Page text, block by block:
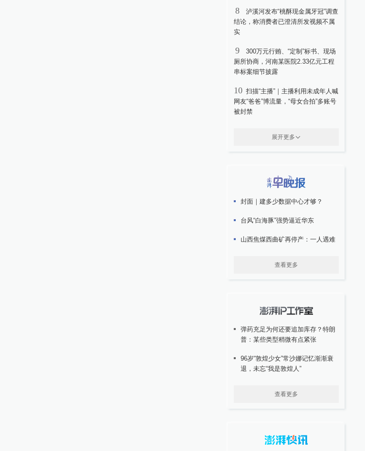
8
泸溪河发布“桃酥现金属牙冠”调查
结论，称消费者已澄清所发视频不属
实
9
300万元行贿、“定制”标书、现场
厕所协商，河南某医院2.33亿元工程
串标案细节披露
10 扫描“主播”｜主播利用未成年人喊
网友“爸爸”博流量，“母女合拍”多账号
被封禁
展开更多
封面｜建多少数据中心才够？
台风“白海豚”强势逼近华东
山西焦煤西曲矿再停产：一人遇难
查看更多
弹药充足为何还要追加库存？特朗
普：某些类型稍微有点紧张
96岁“敦煌少女”常沙娜记忆渐渐衰
退，未忘“我是敦煌人”
查看更多